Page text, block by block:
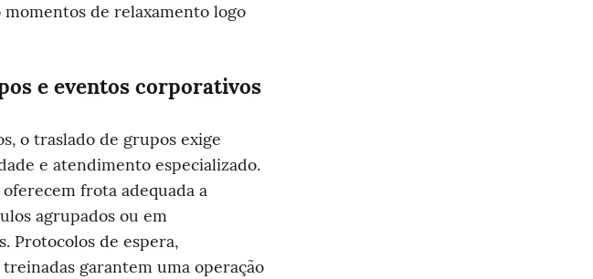
de relaxamento logo
e eventos corporativos
o traslado de grupos exige
e atendimento especializado.
frota adequada a
agrupados ou em
Protocolos de espera,
garantem uma operação